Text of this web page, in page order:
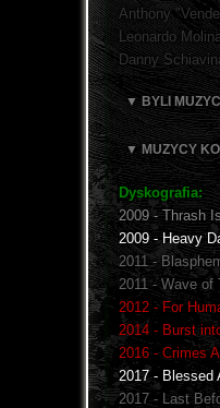
Anthony
Leonardo
Danny
▼ BYLI
▼ MUZYCY
Dyskografia:
2009 - Thrash
2009 - Heavy
2011 -
2011 - Wave of
2012 - For
2014 - Burst
2016 - Crimes
2017 - Blessed
2017 - Last